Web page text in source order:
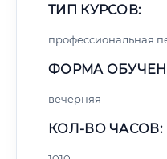
ТИП КУРСОВ:
профессиональная
ФОРМА
вечерняя
КОЛ-ВО ЧАСОВ: